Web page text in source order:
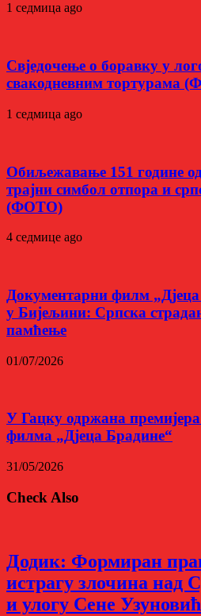
1 седмица ago
Свједочење о боравку у
свакодневним тортурама
1 седмица ago
Обиљежавање 151 године
трајни симбол отпора и
(ФОТО)
4 седмице ago
Документарни филм
у Бијељини: Српска
памћење
01/07/2026
У Гацку одржана
филма „Дјеца Брадине“
31/05/2026
Check Also
Додик: Формиран
истрагу злочина над
и улогу Сене Узуновић